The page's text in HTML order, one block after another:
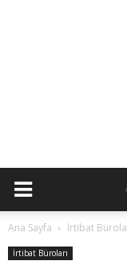
Ana Sayfa İrtibat
İrtibat Büroları